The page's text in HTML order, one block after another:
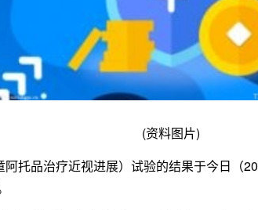
(资料图片)
托品治疗近视进展）试验的结果于今日（